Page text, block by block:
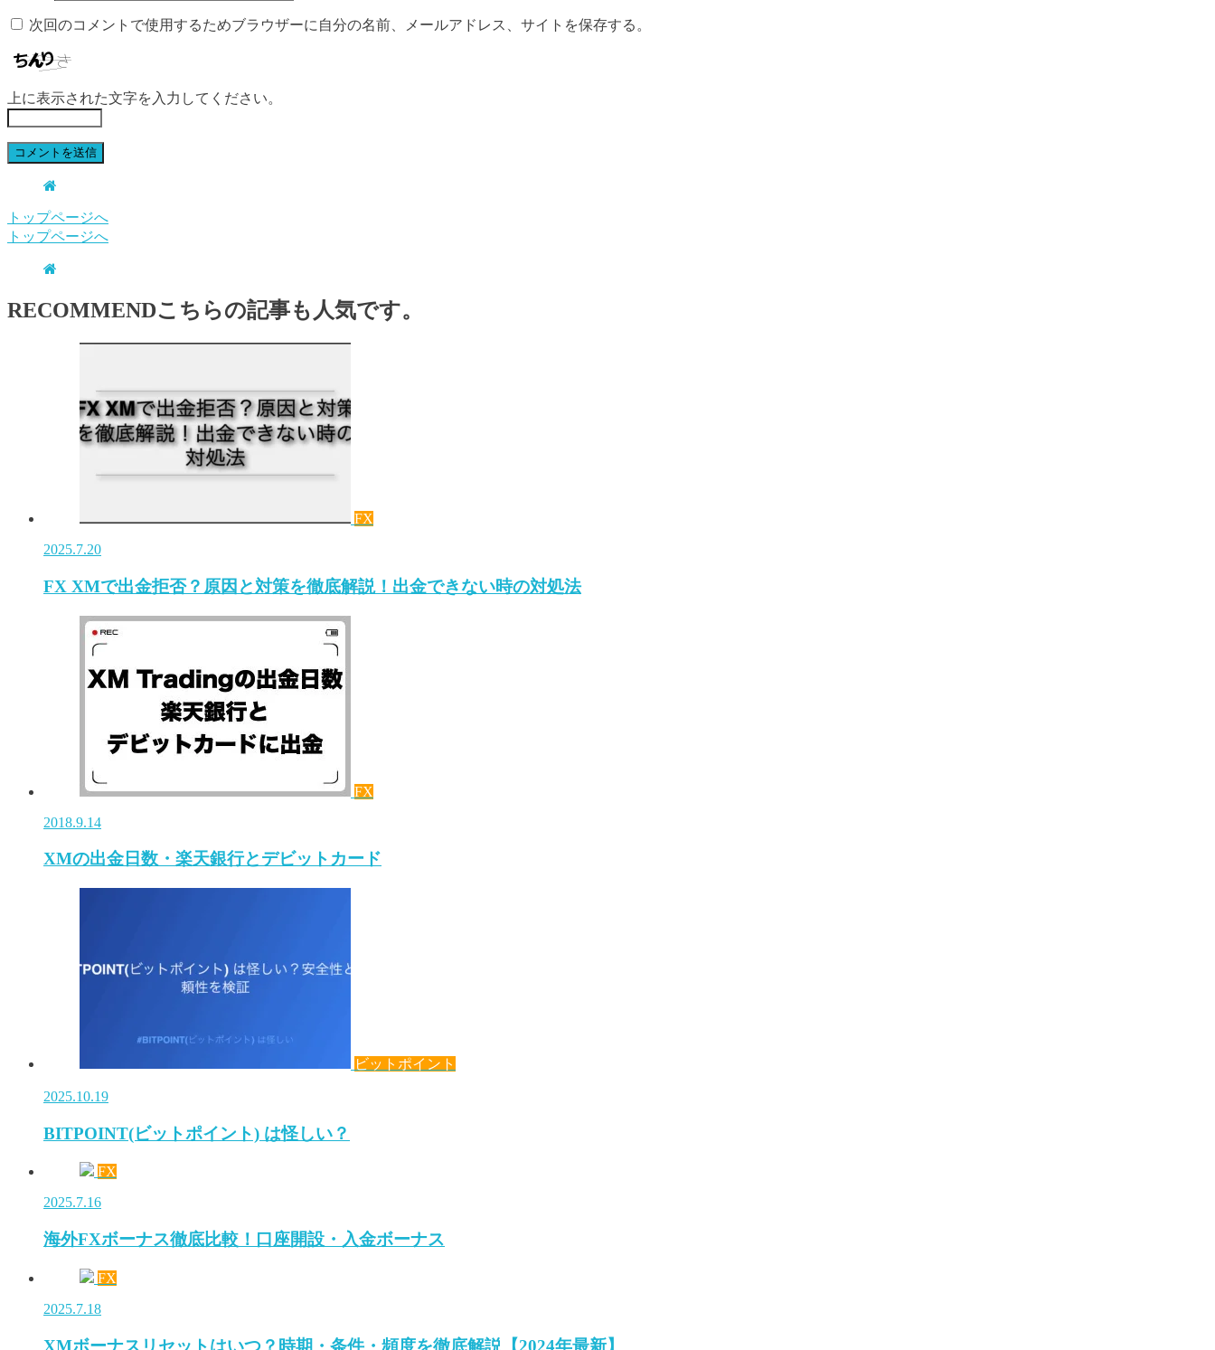
次回のコメントで使用するためブラウザーに自分の名前、メールアドレス、サイトを保存する。
上に表示された文字を入力してください。
トップページへ
トップページへ
RECOMMENDこちらの記事も人気です。
FX
2025.7.20
FX XMで出金拒否？原因と対策を徹底解説！出金できない時の対処法
FX
2018.9.14
XMの出金日数・楽天銀行とデビットカード
ビットポイント
2025.10.19
BITPOINT(ビットポイント) は怪しい？
FX
2025.7.16
海外FXボーナス徹底比較！口座開設・入金ボーナス
FX
2025.7.18
XMボーナスリセットはいつ？時期・条件・頻度を徹底解説【2024年最新】